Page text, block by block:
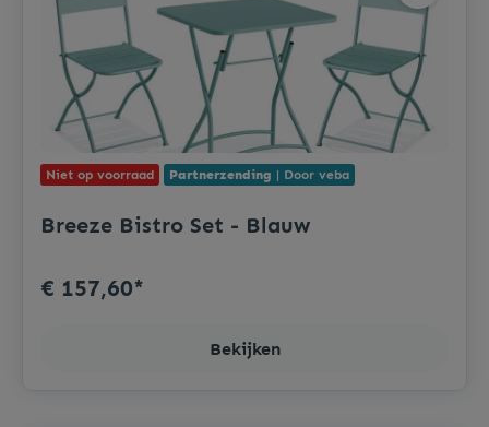
Niet op voorraad Partnerzending | Door veba
Breeze Bistro Set - Blauw
€ 157,60*
Bekijken